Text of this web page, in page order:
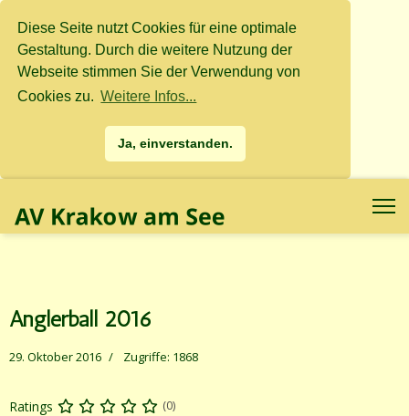
Diese Seite nutzt Cookies für eine optimale
Gestaltung. Durch die weitere Nutzung der
Webseite stimmen Sie der Verwendung von
Cookies zu. Weitere Infos...
Ja, einverstanden.
.
Anglerball 2016
29. Oktober 2016 Zugriffe: 1868
Ratings (0)